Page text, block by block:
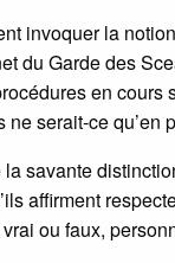
invoquer la
du Garde des
en cours
serait-ce qu’en
savante
affirment
ou faux,